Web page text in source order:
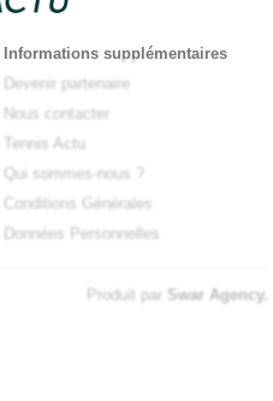
Informations supplémentaires
Devenir partenaire
Nous contacter
Tennis Actu
Qui sommes-nous ?
Conditions Générales
Données Personnelles
Produit par Swar Agency.